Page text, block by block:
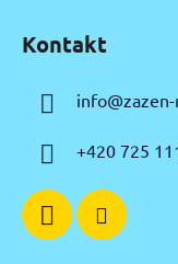
Kontakt
info@
+420 725